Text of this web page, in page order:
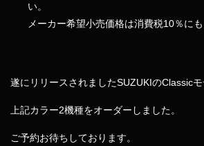
い。
メーカー希望小売価格は消費税10％にも
遂にリリースされましたSUZUKIのClassic
上記カラー2機種をオーダーしました。
ご予約お待ちしております。